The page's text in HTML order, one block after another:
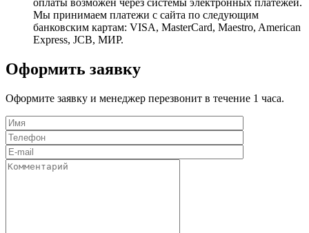
Мы принимаем платежи с сайта по следующим
банковским картам: VISA, MasterCard, Maestro, American
Express, JCB, МИР.
Оформить заявку
Оформите заявку и менеджер перезвонит в течение 1 часа.